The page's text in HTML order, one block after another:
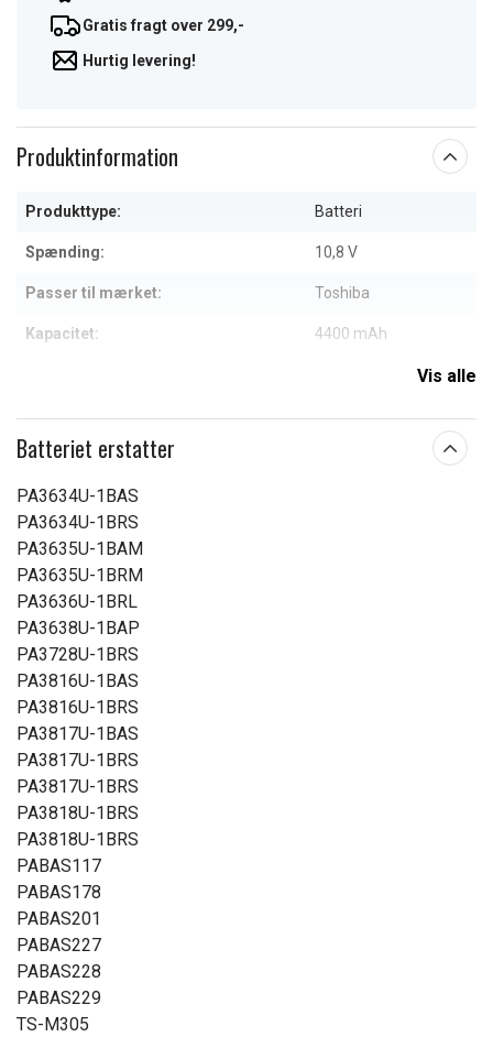
Gratis fragt over 299,-
Hurtig levering!
Produktinformation
Produkttype: Batteri
Spænding: 10,8 V
Passer til mærket: Toshiba
Kapacitet: 4400 mAh
Vis alle
Batteriet erstatter
PA3634U-1BAS
PA3634U-1BRS
PA3635U-1BAM
PA3635U-1BRM
PA3636U-1BRL
PA3638U-1BAP
PA3728U-1BRS
PA3816U-1BAS
PA3816U-1BRS
PA3817U-1BAS
PA3817U-1BRS
PA3817U-1BRS
PA3818U-1BRS
PA3818U-1BRS
PABAS117
PABAS178
PABAS201
PABAS227
PABAS228
PABAS229
TS-M305